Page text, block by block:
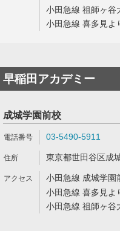
小田急線 祖師ヶ谷
小田急線 喜多見よ
早稲田アカデミー
成城学園前校
03-5490-5911
東京都世田谷区成
小田急線 成城学園
小田急線 喜多見よ
小田急線 祖師ヶ谷